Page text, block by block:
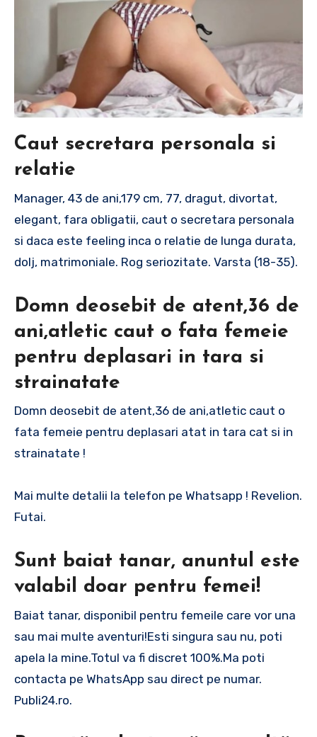
Caut secretara personala si
relatie
Manager, 43 de ani,179 cm, 77, dragut, divortat,
elegant, fara obligatii, caut o secretara personala
si daca este feeling inca o relatie de lunga durata,
dolj, matrimoniale. Rog seriozitate. Varsta (18-35).
Domn deosebit de atent,36 de
ani,atletic caut o fata femeie
pentru deplasari in tara si
strainatate
Domn deosebit de atent,36 de ani,atletic caut o
fata femeie pentru deplasari atat in tara cat si in
strainatate !
Mai multe detalii la telefon pe Whatsapp ! Revelion.
Futai.
Sunt baiat tanar, anuntul este
valabil doar pentru femei!
Baiat tanar, disponibil pentru femeile care vor una
sau mai multe aventuri!Esti singura sau nu, poti
apela la mine.Totul va fi discret 100%.Ma poti
contacta pe WhatsApp sau direct pe numar.
Publi24.ro.